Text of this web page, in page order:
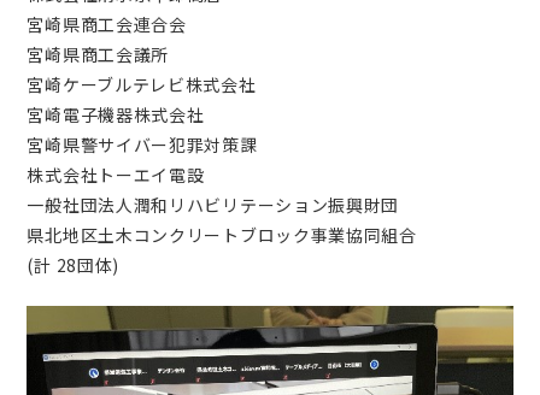
宮崎県商工会連合会
宮崎県商工会議所
宮崎ケーブルテレビ株式会社
宮崎電子機器株式会社
宮崎県警サイバー犯罪対策課
株式会社トーエイ電設
一般社団法人潤和リハビリテーション振興財団
県北地区土木コンクリートブロック事業協同組合
(計 28団体)